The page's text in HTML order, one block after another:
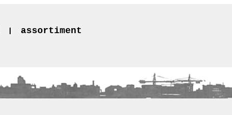
assortiment